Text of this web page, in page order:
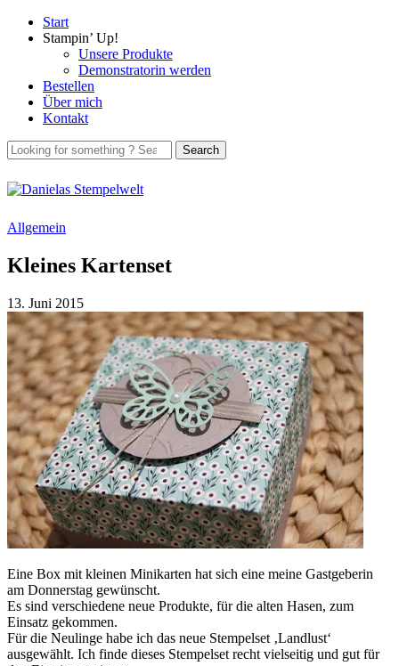
Start
Stampin’ Up!
Unsere Produkte
Demonstratorin werden
Bestellen
Über mich
Kontakt
Allgemein
Kleines Kartenset
13. Juni 2015
Eine Box mit kleinen Minikarten hat sich eine meine Gastgeberin
am Donnerstag gewünscht.
Es sind verschiedene neue Produkte, für die alten Hasen, zum
Einsatz gekommen.
Für die Neulinge habe ich das neue Stempelset ‚Landlust‘
ausgewählt. Ich finde dieses Stempelset recht vielseitig und gut für